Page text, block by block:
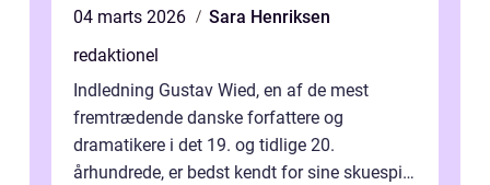
04 marts 2026
Sara Henriksen
redaktionel
Indledning Gustav Wied, en af de mest
fremtrædende danske forfattere og
dramatikere i det 19. og tidlige 20.
århundrede, er bedst kendt for sine skuespil.